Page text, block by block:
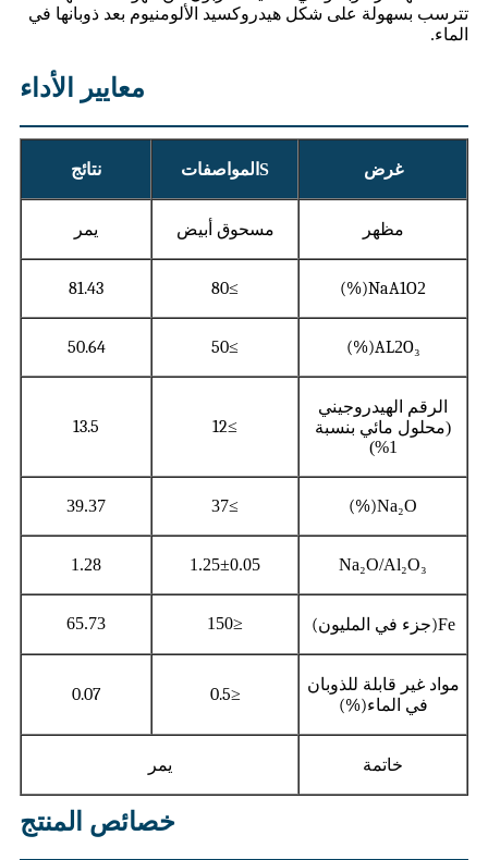
تترسب بسهولة على شكل هيدروكسيد الألومنيوم بعد ذوبانها في
الماء.
معايير الأداء
غرض S المواصفات نتائج
مظهر مسحوق أبيض يمر
NaA1O2
(%)
≥
80
81.43
AL2O₃
(%)
≥
50
50.64
الرقم الهيدروجيني
(محلول مائي بنسبة
1%)
≥
12
13.5
Na₂O
(%)
≥37
39.37
Na₂O/Al₂O₃
1.25±0.05
1.28
Fe(جزء في المليون) ≤150
65.73
مواد غير قابلة للذوبان
في الماء(%)
≤
0.5
0.07
خاتمة يمر
خصائص المنتج